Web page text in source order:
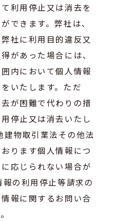
利用停止又は消去を
できます。弊社は、
社に利用目的違反又
があった場合には、
内において個人情報
いたします。ただ
が困難で代わりの措
停止又は消去いたし
建物取引業法その他法
ります個人情報につ
応じられない場合が
の利用停止等請求の
報に関するお問い合